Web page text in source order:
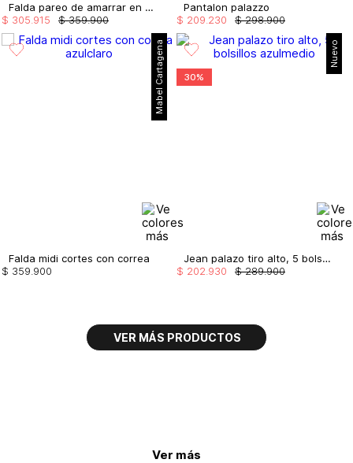
Falda pareo de amarrar en costado
$ 359.900
$ 305 915
Pantalon palazzo
$ 298.900
$ 209 230
Mabel Cartagena
Falda midi cortes con correa
$ 359 900
Nuevo
30%
Jean palazo tiro alto, 5 bolsillos
$ 289.900
$ 202 930
Ver más